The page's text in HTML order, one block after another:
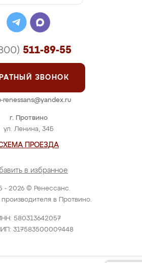
- 2026 © Ренессанс.
в Протвино.
580313642057
317583500009448
г. Протвино
ул. Ленина, 34Б
ПРОЕЗДА
в избранное
511-89-55
ЗВОНОК
renessans@yandex.ru